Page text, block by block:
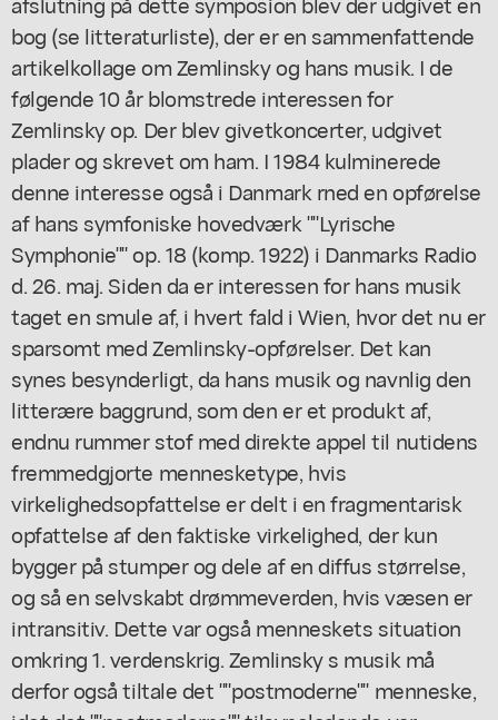
bog (se litteraturliste), der er en sammenfattende
artikelkollage om Zemlinsky og hans musik. I de
følgende 10 år blomstrede interessen for
Zemlinsky op. Der blev givetkoncerter, udgivet
plader og skrevet om ham. I 1984 kulminerede
denne interesse også i Danmark rned en opførelse
af hans symfoniske hovedværk ""Lyrische
Symphonie"" op. 18 (komp. 1922) i Danmarks Radio
d. 26. maj. Siden da er interessen for hans musik
taget en smule af, i hvert fald i Wien, hvor det nu er
sparsomt med Zemlinsky-opførelser. Det kan
synes besynderligt, da hans musik og navnlig den
litterære baggrund, som den er et produkt af,
endnu rummer stof med direkte appel til nutidens
fremmedgjorte mennesketype, hvis
virkelighedsopfattelse er delt i en fragmentarisk
opfattelse af den faktiske virkelighed, der kun
bygger på stumper og dele af en diffus størrelse,
og så en selvskabt drømmeverden, hvis væsen er
intransitiv. Dette var også menneskets situation
omkring 1. verdenskrig. Zemlinsky s musik må
derfor også tiltale det ""postmoderne"" menneske,